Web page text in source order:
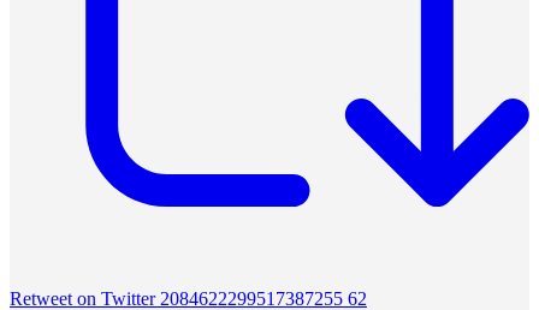
Retweet on Twitter 2084622299517387255 62